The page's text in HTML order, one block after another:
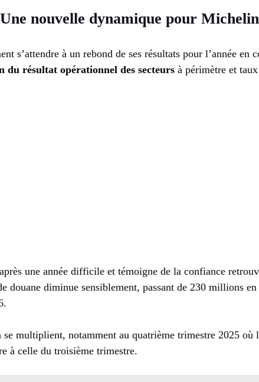
nouvelle dynamique pour Michelin
s’attendre à un rebond de ses résultats pour l’année en
du résultat opérationnel des secteurs à périmètre et
une année difficile et témoigne de la confiance
douane diminue sensiblement, passant de 230 millions
multiplient, notamment au quatrième trimestre 2025 où
à celle du troisième trimestre.